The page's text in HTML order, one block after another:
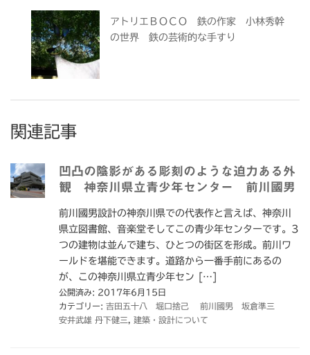
アトリエＢＯＣＯ 鉄の作家 小林秀幹
の世界 鉄の芸術的な手すり
関連記事
凹凸の陰影がある彫刻のような迫力ある外
観 神奈川県立青少年センター 前川國男
前川國男設計の神奈川県での代表作と言えば、神奈川
県立図書館、音楽堂そしてこの青少年センターです。3
つの建物は並んで建ち、ひとつの街区を形成。前川ワ
ールドを堪能できます。道路から一番手前にあるの
が、この神奈川県立青少年セン […]
公開済み: 2017年6月15日
カテゴリー: 吉田五十八 堀口捨己 前川國男 坂倉準三
安井武雄 丹下健三
建築・設計について